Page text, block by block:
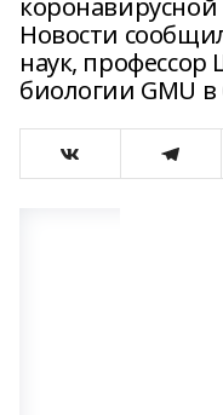
Новости
наук,
биологии GMU